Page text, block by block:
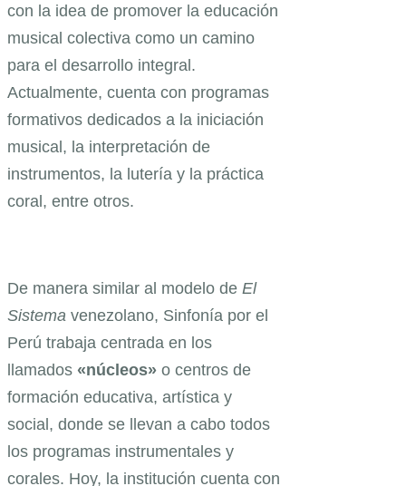
con la idea de promover la educación
musical colectiva como un camino
para el desarrollo integral.
Actualmente, cuenta con programas
formativos dedicados a la iniciación
musical, la interpretación de
instrumentos, la lutería y la práctica
coral, entre otros.
De manera similar al modelo de El
Sistema venezolano, Sinfonía por el
Perú trabaja centrada en los
llamados «núcleos» o centros de
formación educativa, artística y
social, donde se llevan a cabo todos
los programas instrumentales y
corales. Hoy, la institución cuenta con